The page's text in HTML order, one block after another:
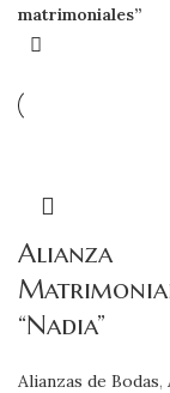
matrimoniales”
Alianza
“Nadia”
Alianzas de Bodas,